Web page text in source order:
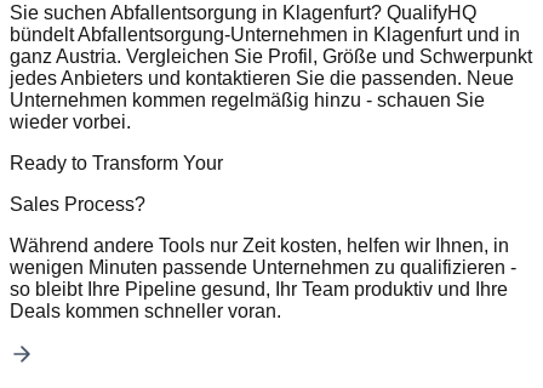
Sie suchen Abfallentsorgung in Klagenfurt? QualifyHQ
bündelt Abfallentsorgung-Unternehmen in Klagenfurt und in
ganz Austria. Vergleichen Sie Profil, Größe und Schwerpunkt
jedes Anbieters und kontaktieren Sie die passenden. Neue
Unternehmen kommen regelmäßig hinzu - schauen Sie
wieder vorbei.
Ready to Transform Your
Sales Process?
Während andere Tools nur Zeit kosten, helfen wir Ihnen, in
wenigen Minuten passende Unternehmen zu qualifizieren -
so bleibt Ihre Pipeline gesund, Ihr Team produktiv und Ihre
Deals kommen schneller voran.